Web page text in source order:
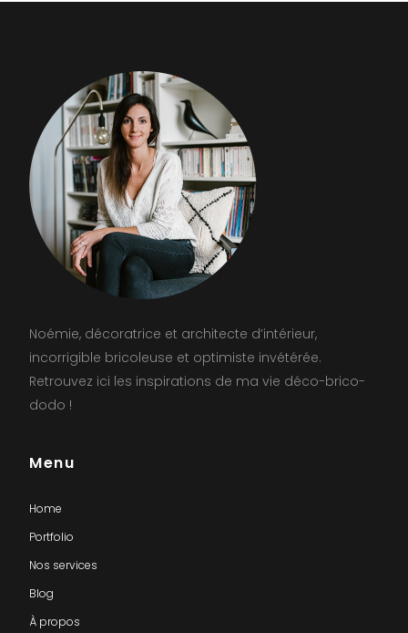
Noémie, décoratrice et architecte d’intérieur,
incorrigible bricoleuse et optimiste invétérée.
Retrouvez ici les inspirations de ma vie déco-brico-
dodo !
Menu
Home
Portfolio
Nos services
Blog
À propos